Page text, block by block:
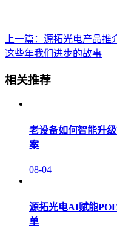
上一篇：源拓光电产品推
这些年我们进步的故事
相关推荐
老设备如何智能升
案
08-04
源拓光电AI赋能
单